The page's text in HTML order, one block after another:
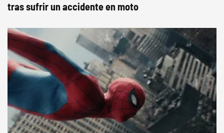
tras sufrir un accidente en moto